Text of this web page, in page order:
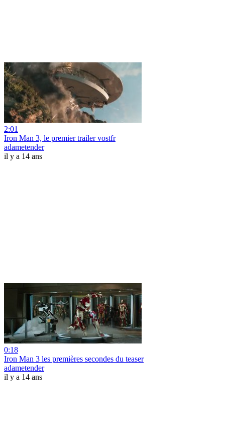
2:01
Iron Man 3, le premier trailer vostfr
adametender
il y a 14 ans
0:18
Iron Man 3 les premières secondes du teaser
adametender
il y a 14 ans